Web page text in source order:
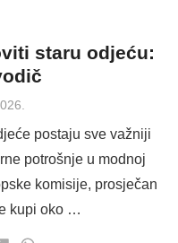
staru odjeću:
postaju sve važniji
potrošnje u modnoj
komisije, prosječan
kupi oko …